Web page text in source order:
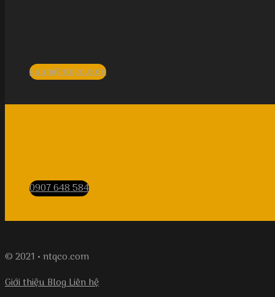
quan@ntqco.com
0907 648 584
© 2021 • ntqco.com
Giới thiệuBlogLiên hệ